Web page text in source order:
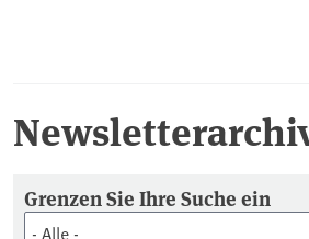
Newsletter
Grenzen Sie Ihre Suche ein